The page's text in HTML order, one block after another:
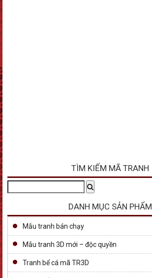
TÌM KIẾM MÃ TRANH
DANH MỤC SẢN PHẨM
Mẫu tranh bán chạy
Mẫu tranh 3D mới – độc quyền
Tranh bể cá mã TR3D